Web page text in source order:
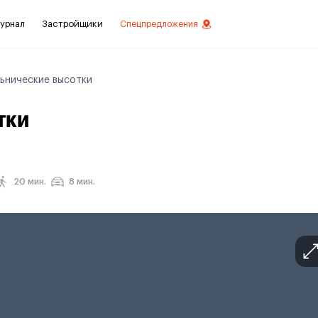
Застройщики Спецпредложения
высотки
20 мин. 8 мин.